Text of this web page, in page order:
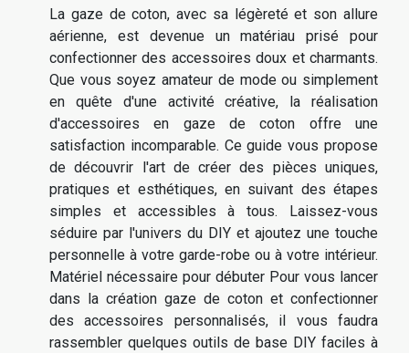
La gaze de coton, avec sa légèreté et son allure
aérienne, est devenue un matériau prisé pour
confectionner des accessoires doux et charmants.
Que vous soyez amateur de mode ou simplement
en quête d'une activité créative, la réalisation
d'accessoires en gaze de coton offre une
satisfaction incomparable. Ce guide vous propose
de découvrir l'art de créer des pièces uniques,
pratiques et esthétiques, en suivant des étapes
simples et accessibles à tous. Laissez-vous
séduire par l'univers du DIY et ajoutez une touche
personnelle à votre garde-robe ou à votre intérieur.
Matériel nécessaire pour débuter Pour vous lancer
dans la création gaze de coton et confectionner
des accessoires personnalisés, il vous faudra
rassembler quelques outils de base DIY faciles à